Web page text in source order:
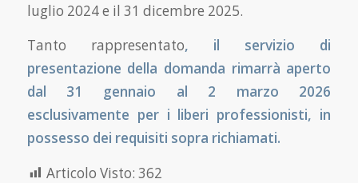
luglio 2024 e il 31 dicembre 2025.
Tanto rappresentato, il servizio di
presentazione della domanda rimarrà aperto
dal 31 gennaio
al 2 marzo 2026
esclusivamente per i liberi professionisti, in
possesso dei requisiti sopra richiamati.
Articolo Visto: 362